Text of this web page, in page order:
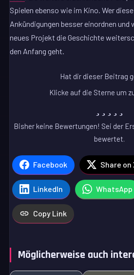
Spielen ebenso wie im Kino. Wer
Ankündigungen besser einordnen und
neues Projekt die Geschichte
den Anfang geht.
Hat dir dieser Beitrag
Klicke auf die Sterne um
Bisher keine Bewertungen! Sei der
bewertet.
Facebook Share on
LinkedIn WhatsApp
Copy Link
Möglicherweise auch